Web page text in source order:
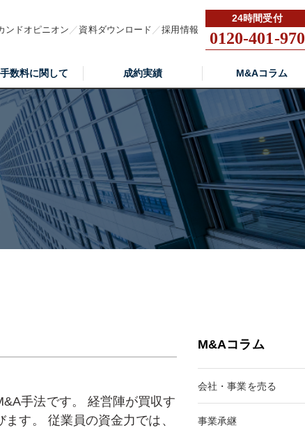
ンドオピニオン 資料ダウンロード 採用情報 0120-401-970
数料に関して 成約実績 M&Aコラム
手法です。 経営陣が買収す
す。 従業員の資金力では、
M&Aコラム
会社・事業を売る
事業承継